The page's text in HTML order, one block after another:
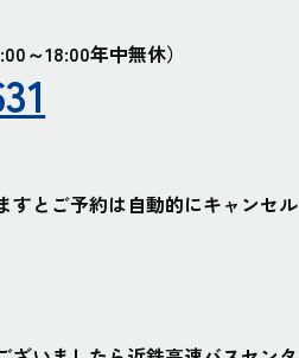
～18:00年中無休）
すとご予約は自動的にキャンセル